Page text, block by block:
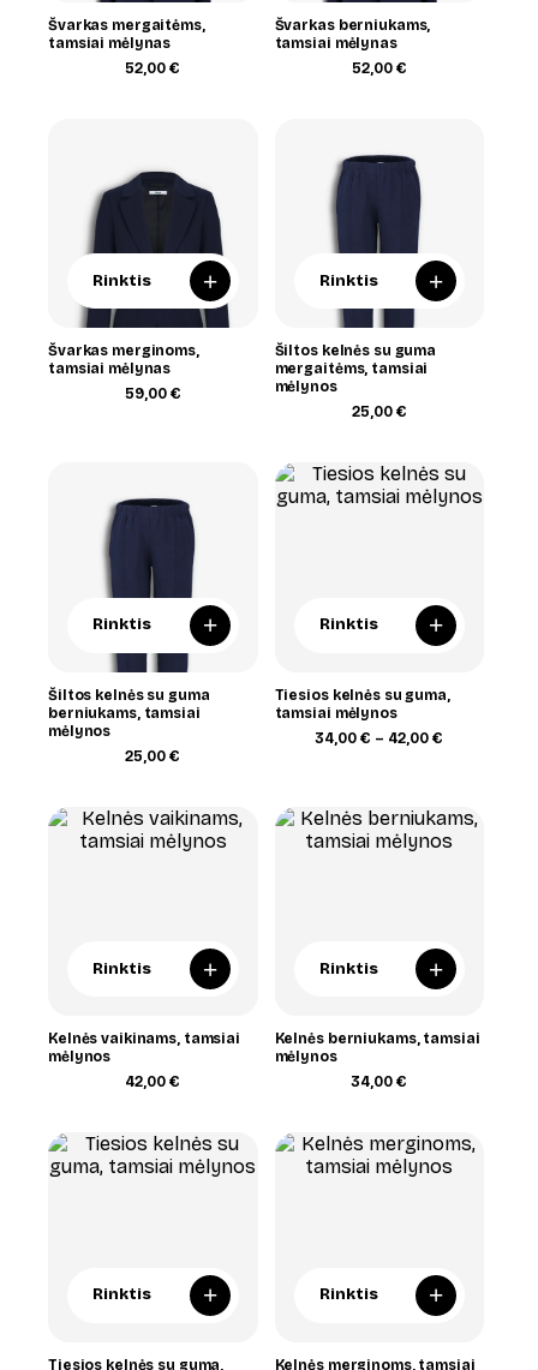
Švarkas mergaitėms,
tamsiai mėlynas
52,00€
Švarkas berniukams,
tamsiai mėlynas
52,00 €
Rinktis +
Švarkas merginoms,
tamsiai mėlynas
59,00 €
Rinktis +
Šiltos kelnės su guma
mergaitėms, tamsiai
mėlynos
25,00 €
Rinktis +
Šiltos kelnės su guma
berniukams, tamsiai
mėlynos
25,00€
Rinktis +
Tiesios kelnės su guma,
tamsiai mėlynos
34,00€ – 42,00€
Rinktis +
Kelnės vaikinams, tamsiai
mėlynos
42,00€
Rinktis +
Kelnės berniukams, tamsiai
mėlynos
34,00€
Rinktis +
Tiesios kelnės su guma,
Rinktis +
Kelnės merginoms, tamsiai